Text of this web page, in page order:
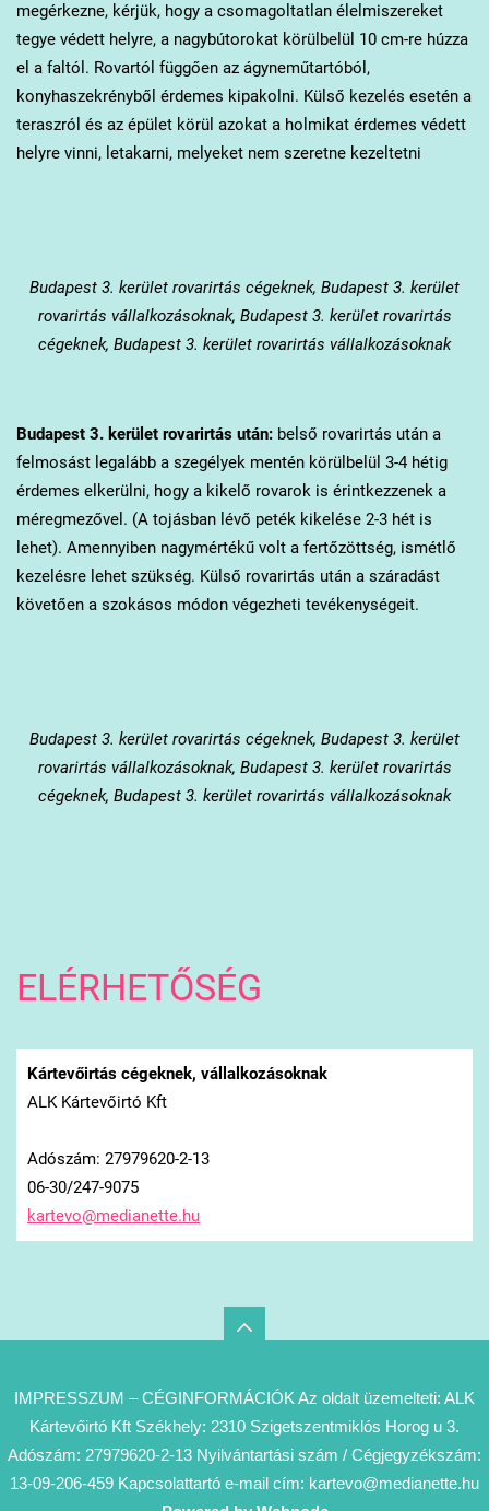
megérkezne, kérjük, hogy a csomagoltatlan élelmiszereket
tegye védett helyre, a nagybútorokat körülbelül 10 cm-re húzza
el a faltól. Rovartól függően az ágyneműtartóból,
konyhaszekrényből érdemes kipakolni. Külső kezelés esetén a
teraszról és az épület körül azokat a holmikat érdemes védett
helyre vinni, letakarni, melyeket nem szeretne kezeltetni
Budapest 3. kerület rovarirtás cégeknek, Budapest 3. kerület
rovarirtás vállalkozásoknak, Budapest 3. kerület rovarirtás
cégeknek, Budapest 3. kerület rovarirtás vállalkozásoknak
Budapest 3. kerületrovarirtás után:belső rovarirtás után a
felmosást legalább a szegélyek mentén körülbelül 3-4 hétig
érdemes elkerülni, hogy a kikelő rovarok is érintkezzenek a
méregmezővel. (A tojásban lévő peték kikelése 2-3 hét is
lehet). Amennyiben nagymértékű volt a fertőzöttség, ismétlő
kezelésre lehet szükség. Külső rovarirtás után a száradást
követően a szokásos módon végezheti tevékenységeit.
Budapest 3. kerület rovarirtás cégeknek, Budapest 3. kerület
rovarirtás vállalkozásoknak, Budapest 3. kerület rovarirtás
cégeknek, Budapest 3. kerület rovarirtás vállalkozásoknak
ELÉRHETŐSÉG
Kártevőirtás cégeknek, vállalkozásoknak
ALK Kártevőirtó Kft
Adószám: 27979620-2-13
06-30/247-9075
kartevo@medianette.hu
IMPRESSZUM – CÉGINFORMÁCIÓK Az oldalt üzemelteti: ALK
Kártevőirtó Kft Székhely: 2310 Szigetszentmiklós Horog u 3.
Adószám: 27979620-2-13 Nyilvántartási szám / Cégjegyzékszám:
13-09-206-459 Kapcsolattartó e-mail cím: kartevo@medianette.hu